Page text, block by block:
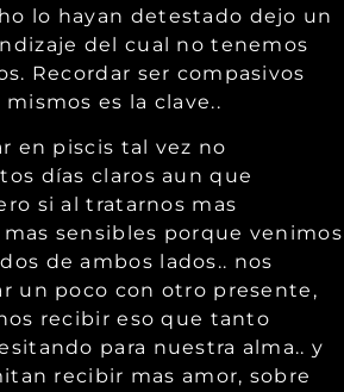
lo hayan detestado dejo un
del cual no tenemos
Recordar ser compasivos
es la clave..
en piscis tal vez no
días claros aun que
si al tratarnos mas
sensibles porque venimos
de ambos lados.. nos
un poco con otro presente,
recibir eso que tanto
para nuestra alma.. y
recibir mas amor, sobre